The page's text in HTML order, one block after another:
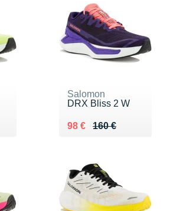
Salomon
DRX Bliss 2 W
160 €
Au lieu de 160 €
98 €
Vendu 98 €